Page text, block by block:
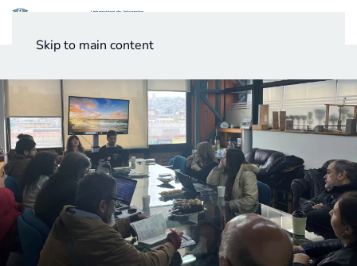
Skip to main content